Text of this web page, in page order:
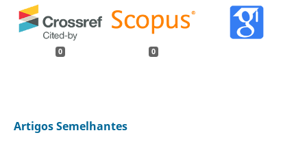
0 0
Artigos Semelhantes